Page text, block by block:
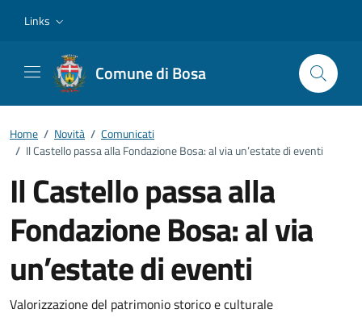
Links
Comune di Bosa
Home / Novità / Comunicati
/ Il Castello passa alla Fondazione Bosa: al via un’estate di eventi
Il Castello passa alla
Fondazione Bosa: al via
un’estate di eventi
Dettagli della notizia
Valorizzazione del patrimonio storico e culturale